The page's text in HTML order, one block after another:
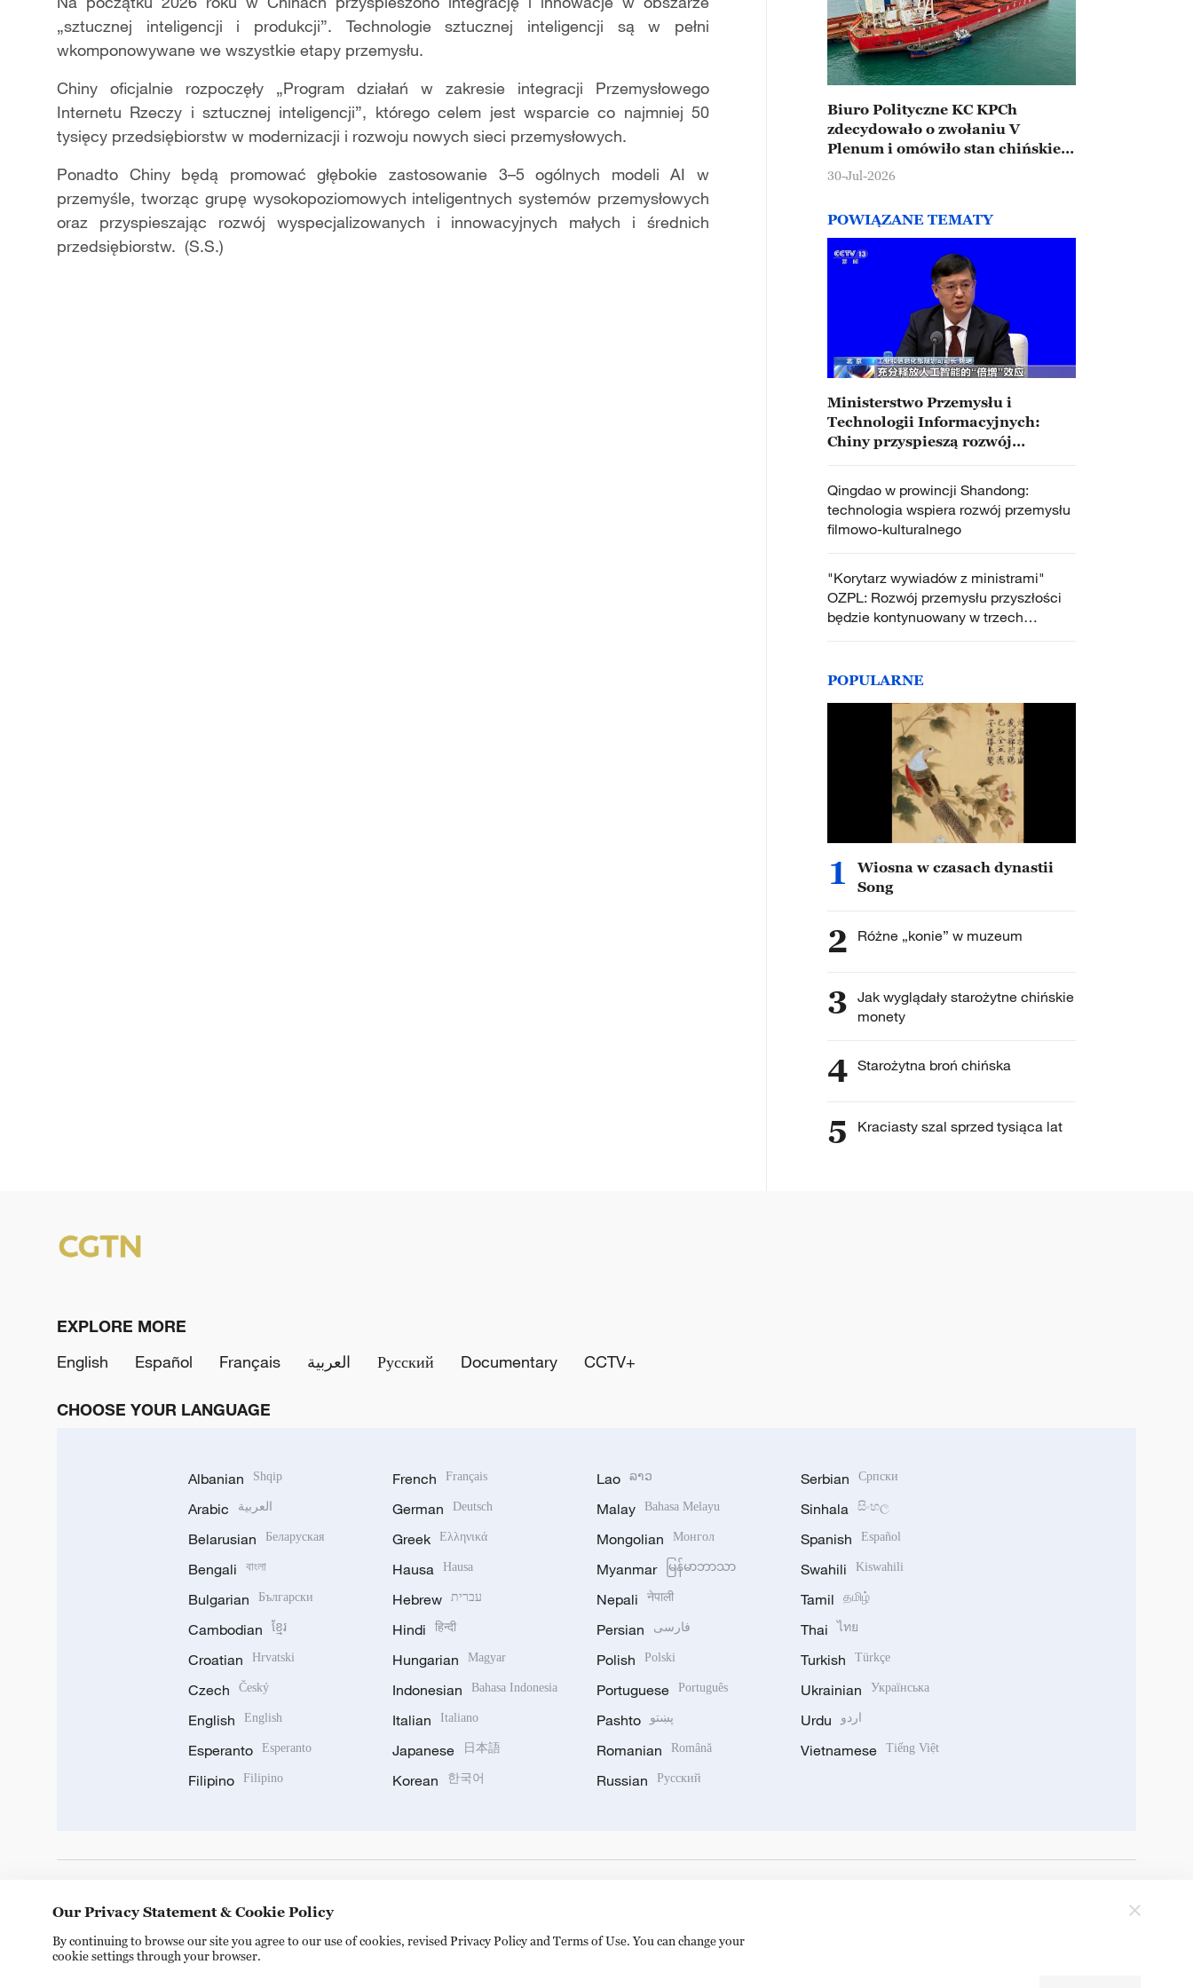
„sztucznej inteligencji i produkcji”. Technologie sztucznej inteligencji są w pełni
wkomponowywane we wszystkie etapy przemysłu.
Chiny oficjalnie rozpoczęły „Program działań w zakresie integracji Przemysłowego
Internetu Rzeczy i sztucznej inteligencji”, którego celem jest wsparcie co najmniej 50
tysięcy przedsiębiorstw w modernizacji i rozwoju nowych sieci przemysłowych.
Ponadto Chiny będą promować głębokie zastosowanie 3–5 ogólnych modeli AI w
przemyśle, tworząc grupę wysokopoziomowych inteligentnych systemów przemysłowych
oraz przyspieszając rozwój wyspecjalizowanych i innowacyjnych małych i średnich
przedsiębiorstw. (S.S.)
Biuro Polityczne KC KPCh
zdecydowało o zwołaniu V
Plenum i omówiło stan chińskiej
gospodarki
30-Jul-2026
POWIĄZANE TEMATY
Ministerstwo Przemysłu i
Technologii Informacyjnych:
Chiny przyspieszą rozwój
Qingdao w prowincji Shandong:
technologia wspiera rozwój przemysłu
filmowo-kulturalnego
"Korytarz wywiadów z ministrami"
OZPL: Rozwój przemysłu przyszłości
będzie kontynuowany w trzech
aspektach
POPULARNE
1
Wiosna w czasach dynastii
Song
2 Różne „konie” w muzeum
3 Jak wyglądały starożytne chińskie
monety
4 Starożytna broń chińska
5 Kraciasty szal sprzed tysiąca lat
EXPLORE MORE
English
Español Français العربية Русский Documentary CCTV+
CHOOSE YOUR LANGUAGE
Albanian Shqip
Arabic العربية
Belarusian Беларуская
Bengali বাংলা
Bulgarian Български
Cambodian ខ្មែរ
Croatian Hrvatski
Czech Český
English English
Esperanto Esperanto
Filipino Filipino
French Français
German Deutsch
Greek Ελληνικά
Hausa Hausa
Hebrew עברית
Hindi हिन्दी
Hungarian Magyar
Indonesian Bahasa Indonesia
Italian Italiano
Japanese 日本語
Korean 한국어
Lao ລາວ
Malay Bahasa Melayu
Mongolian Монгол
Myanmar မြန်မာဘာသာ
Nepali नेपाली
Persian فارسی
Polish Polski
Portuguese Português
Pashto پښتو
Romanian Română
Russian Русский
Serbian Српски
Sinhala සිංහල
Spanish Español
Swahili Kiswahili
Tamil தமிழ்
Thai ไทย
Turkish Türkçe
Ukrainian Українська
Urdu اردو
Vietnamese Tiếng Việt
Our Privacy Statement & Cookie Policy
By continuing to browse our site you agree to our use of cookies, revised Privacy Policy and Terms of Use. You can change your
cookie settings through your browser.